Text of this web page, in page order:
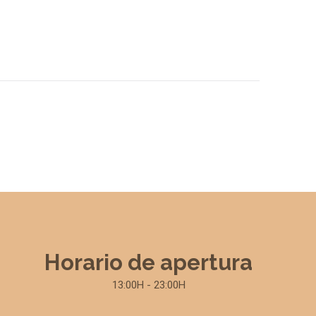
Horario de apertura
13:00H - 23:00H